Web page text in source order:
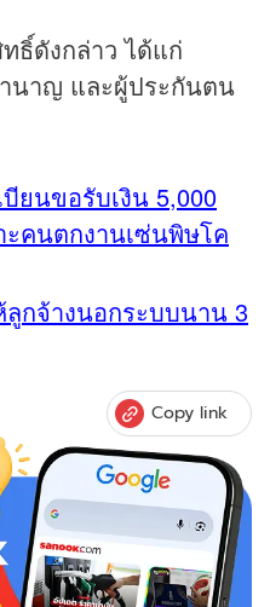
ธิ์ดังกล่าว ได้แก่
นาญ และผู้ประกันตน
บียนขอรับเงิน 5,000
ะคนตกงานเซ่นพิษโค
ลูกจ้างนอกระบบนาน 3
Copy link